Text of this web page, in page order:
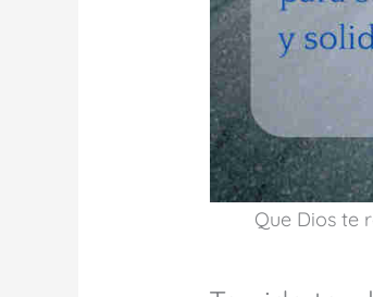
Que Dios te